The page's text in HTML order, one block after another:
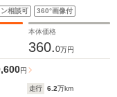
ブクルーズコ
ー パドルシフ
相談可 360°画像付
本体価格
360.0万円
円
走行 6.2万km